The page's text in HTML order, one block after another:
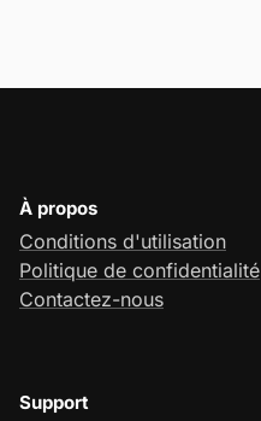
À propos
Conditions d'utilisation
Politique de confidentialité
Contactez-nous
Support